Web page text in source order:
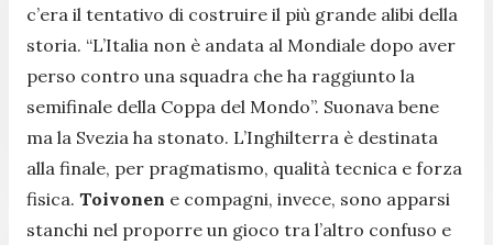
c’era il tentativo di costruire il più grande alibi della
storia. “L’Italia non è andata al Mondiale dopo aver
perso contro una squadra che ha raggiunto la
semifinale della Coppa del Mondo”. Suonava bene
ma la Svezia ha stonato. L’Inghilterra è destinata
alla finale, per pragmatismo, qualità tecnica e forza
fisica. Toivonen e compagni, invece, sono apparsi
stanchi nel proporre un gioco tra l’altro confuso e